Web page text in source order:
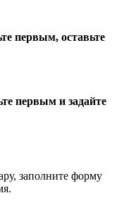
первым, оставьте
первым и задайте
заполните форму